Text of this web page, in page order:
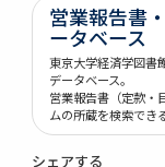
営業報告書
ータベース
東京大学経済学図書
データベース。
営業報告書（定款・
ムの所蔵を検索でき
シェアする